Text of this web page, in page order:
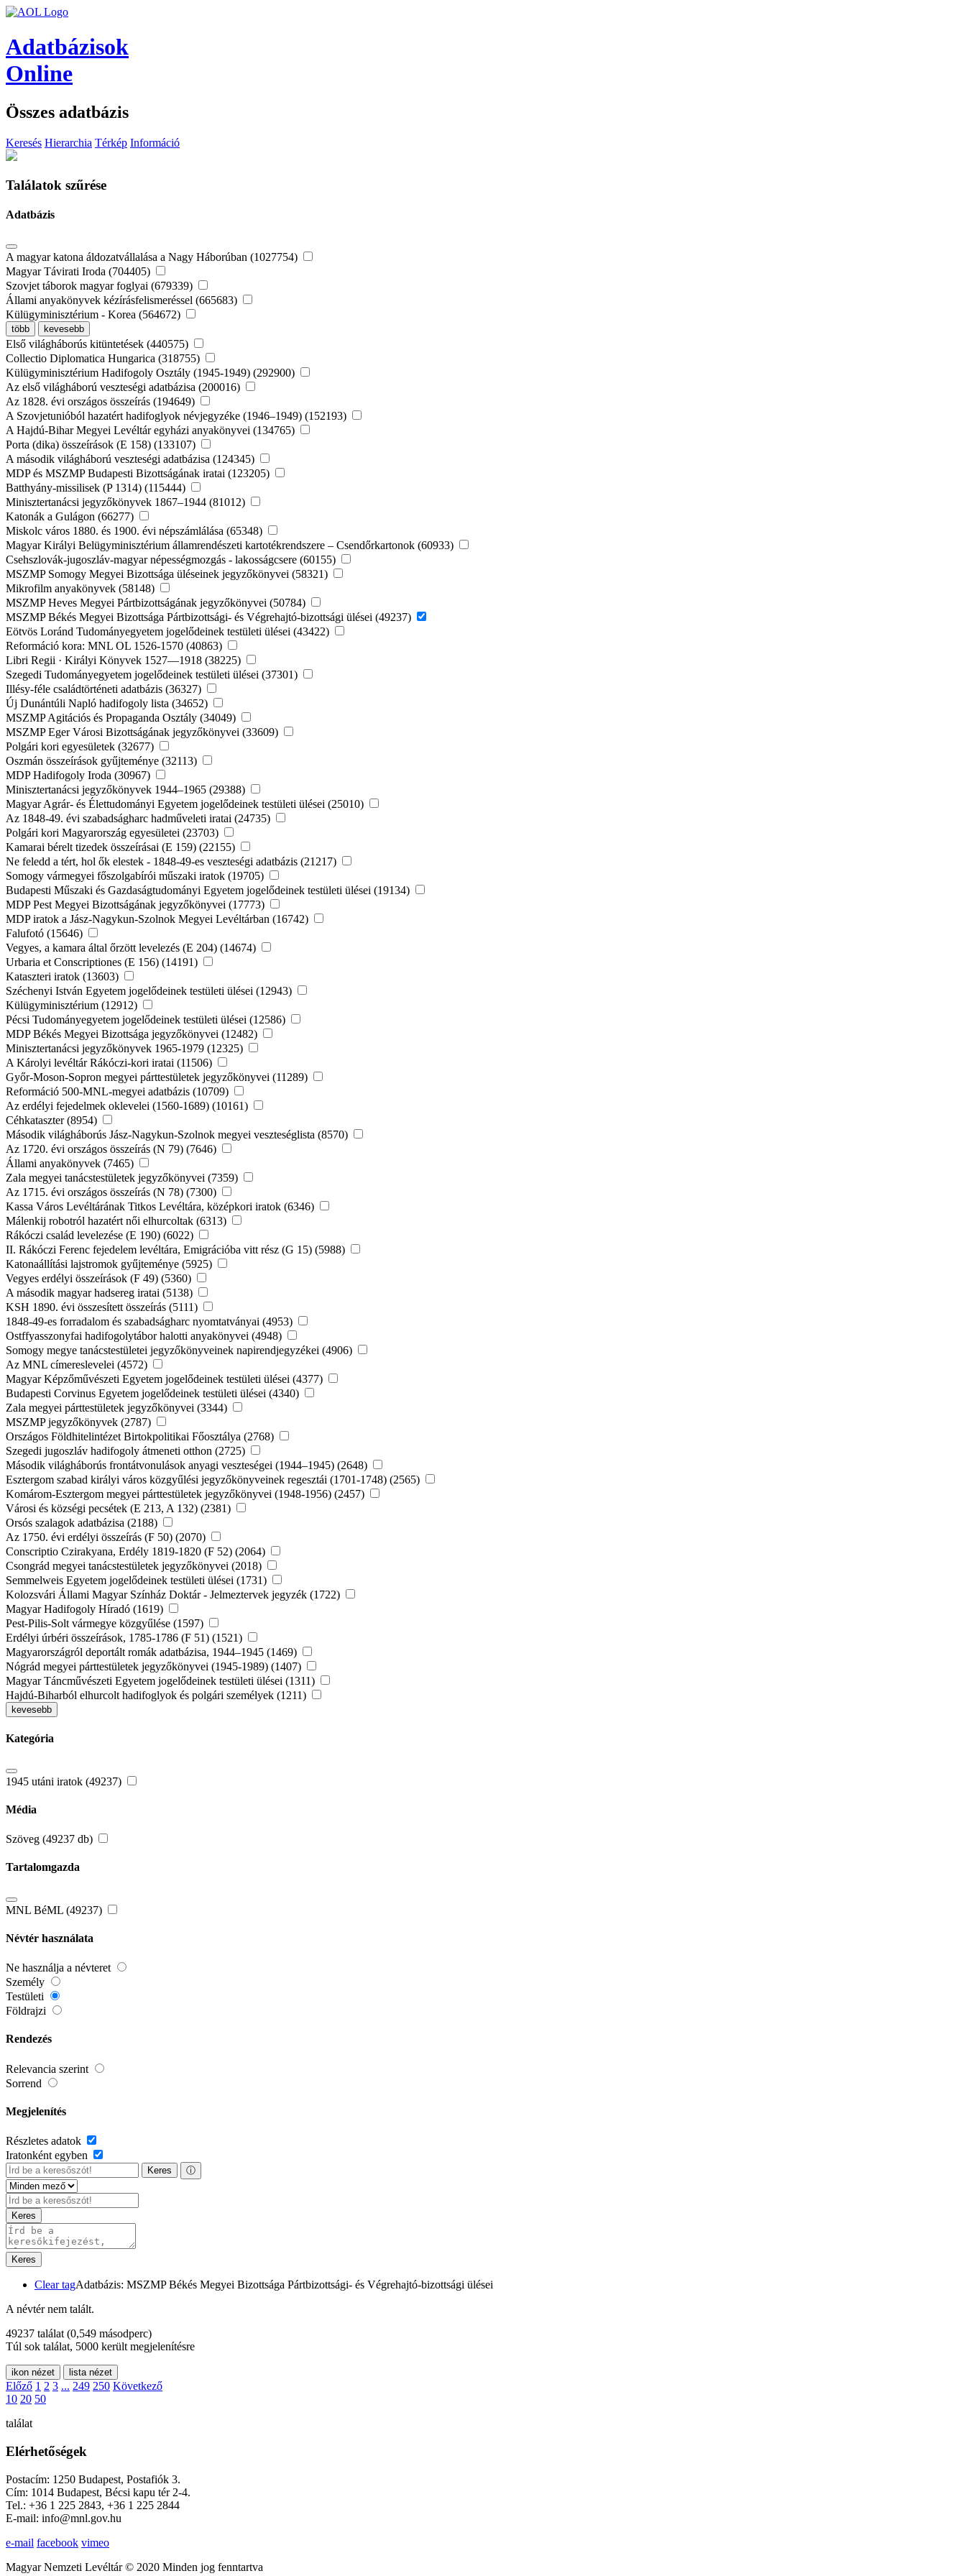
Adatbázisok
Online
Összes adatbázis
Keresés Hierarchia Térkép Információ
Találatok szűrése
Adatbázis
A magyar katona áldozatvállalása a Nagy Háborúban (1027754)
Magyar Távirati Iroda (704405)
Szovjet táborok magyar foglyai (679339)
Állami anyakönyvek kézírásfelismeréssel (665683)
Külügyminisztérium - Korea (564672)
több kevesebb
Első világháborús kitüntetések (440575)
Collectio Diplomatica Hungarica (318755)
Külügyminisztérium Hadifogoly Osztály (1945-1949) (292900)
Az első világháború veszteségi adatbázisa (200016)
Az 1828. évi országos összeírás (194649)
A Szovjetunióból hazatért hadifoglyok névjegyzéke (1946–1949) (152193)
A Hajdú-Bihar Megyei Levéltár egyházi anyakönyvei (134765)
Porta (dika) összeírások (E 158) (133107)
A második világháború veszteségi adatbázisa (124345)
MDP és MSZMP Budapesti Bizottságának iratai (123205)
Batthyány-missilisek (P 1314) (115444)
Minisztertanácsi jegyzőkönyvek 1867–1944 (81012)
Katonák a Gulágon (66277)
Miskolc város 1880. és 1900. évi népszámlálása (65348)
Magyar Királyi Belügyminisztérium államrendészeti kartotékrendszere – Csendőrkartonok (60933)
Csehszlovák-jugoszláv-magyar népességmozgás - lakosságcsere (60155)
MSZMP Somogy Megyei Bizottsága üléseinek jegyzőkönyvei (58321)
Mikrofilm anyakönyvek (58148)
MSZMP Heves Megyei Pártbizottságának jegyzőkönyvei (50784)
MSZMP Békés Megyei Bizottsága Pártbizottsági- és Végrehajtó-bizottsági ülései (49237)
Eötvös Loránd Tudományegyetem jogelődeinek testületi ülései (43422)
Reformáció kora: MNL OL 1526-1570 (40863)
Libri Regii · Királyi Könyvek 1527—1918 (38225)
Szegedi Tudományegyetem jogelődeinek testületi ülései (37301)
Illésy-féle családtörténeti adatbázis (36327)
Új Dunántúli Napló hadifogoly lista (34652)
MSZMP Agitációs és Propaganda Osztály (34049)
MSZMP Eger Városi Bizottságának jegyzőkönyvei (33609)
Polgári kori egyesületek (32677)
Oszmán összeírások gyűjteménye (32113)
MDP Hadifogoly Iroda (30967)
Minisztertanácsi jegyzőkönyvek 1944–1965 (29388)
Magyar Agrár- és Élettudományi Egyetem jogelődeinek testületi ülései (25010)
Az 1848-49. évi szabadságharc hadműveleti iratai (24735)
Polgári kori Magyarország egyesületei (23703)
Kamarai bérelt tizedek összeírásai (E 159) (22155)
Ne feledd a tért, hol ők elestek - 1848-49-es veszteségi adatbázis (21217)
Somogy vármegyei főszolgabírói műszaki iratok (19705)
Budapesti Műszaki és Gazdaságtudományi Egyetem jogelődeinek testületi ülései (19134)
MDP Pest Megyei Bizottságának jegyzőkönyvei (17773)
MDP iratok a Jász-Nagykun-Szolnok Megyei Levéltárban (16742)
Falufotó (15646)
Vegyes, a kamara által őrzött levelezés (E 204) (14674)
Urbaria et Conscriptiones (E 156) (14191)
Kataszteri iratok (13603)
Széchenyi István Egyetem jogelődeinek testületi ülései (12943)
Külügyminisztérium (12912)
Pécsi Tudományegyetem jogelődeinek testületi ülései (12586)
MDP Békés Megyei Bizottsága jegyzőkönyvei (12482)
Minisztertanácsi jegyzőkönyvek 1965-1979 (12325)
A Károlyi levéltár Rákóczi-kori iratai (11506)
Győr-Moson-Sopron megyei párttestületek jegyzőkönyvei (11289)
Reformáció 500-MNL-megyei adatbázis (10709)
Az erdélyi fejedelmek oklevelei (1560-1689) (10161)
Céhkataszter (8954)
Második világháborús Jász-Nagykun-Szolnok megyei veszteséglista (8570)
Az 1720. évi országos összeírás (N 79) (7646)
Állami anyakönyvek (7465)
Zala megyei tanácstestületek jegyzőkönyvei (7359)
Az 1715. évi országos összeírás (N 78) (7300)
Kassa Város Levéltárának Titkos Levéltára, középkori iratok (6346)
Málenkij robotról hazatért női elhurcoltak (6313)
Rákóczi család levelezése (E 190) (6022)
II. Rákóczi Ferenc fejedelem levéltára, Emigrációba vitt rész (G 15) (5988)
Katonaállítási lajstromok gyűjteménye (5925)
Vegyes erdélyi összeírások (F 49) (5360)
A második magyar hadsereg iratai (5138)
KSH 1890. évi összesített összeírás (5111)
1848-49-es forradalom és szabadságharc nyomtatványai (4953)
Ostffyasszonyfai hadifogolytábor halotti anyakönyvei (4948)
Somogy megye tanácstestületei jegyzőkönyveinek napirendjegyzékei (4906)
Az MNL címereslevelei (4572)
Magyar Képzőművészeti Egyetem jogelődeinek testületi ülései (4377)
Budapesti Corvinus Egyetem jogelődeinek testületi ülései (4340)
Zala megyei párttestületek jegyzőkönyvei (3344)
MSZMP jegyzőkönyvek (2787)
Országos Földhitelintézet Birtokpolitikai Főosztálya (2768)
Szegedi jugoszláv hadifogoly átmeneti otthon (2725)
Második világháborús frontátvonulások anyagi veszteségei (1944–1945) (2648)
Esztergom szabad királyi város közgyűlési jegyzőkönyveinek regesztái (1701-1748) (2565)
Komárom-Esztergom megyei párttestületek jegyzőkönyvei (1948-1956) (2457)
Városi és községi pecsétek (E 213, A 132) (2381)
Orsós szalagok adatbázisa (2188)
Az 1750. évi erdélyi összeírás (F 50) (2070)
Conscriptio Czirakyana, Erdély 1819-1820 (F 52) (2064)
Csongrád megyei tanácstestületek jegyzőkönyvei (2018)
Semmelweis Egyetem jogelődeinek testületi ülései (1731)
Kolozsvári Állami Magyar Színház Doktár - Jelmeztervek jegyzék (1722)
Magyar Hadifogoly Híradó (1619)
Pest-Pilis-Solt vármegye közgyűlése (1597)
Erdélyi úrbéri összeírások, 1785-1786 (F 51) (1521)
Magyarországról deportált romák adatbázisa, 1944–1945 (1469)
Nógrád megyei párttestületek jegyzőkönyvei (1945-1989) (1407)
Magyar Táncművészeti Egyetem jogelődeinek testületi ülései (1311)
Hajdú-Biharból elhurcolt hadifoglyok és polgári személyek (1211)
kevesebb
Kategória
1945 utáni iratok (49237)
Média
Szöveg (49237 db)
Tartalomgazda
MNL BéML (49237)
Névtér használata
Ne használja a névteret
Személy
Testületi
Földrajzi
Rendezés
Relevancia szerint
Sorrend
Megjelenítés
Részletes adatok
Iratonként egyben
Keres ⓘ
Keres
Keres
Clear tagAdatbázis: MSZMP Békés Megyei Bizottsága Pártbizottsági- és Végrehajtó-bizottsági ülései
A névtér nem talált.
49237 találat (0,549 másodperc)
Túl sok találat, 5000 került megjelenítésre
ikon nézet lista nézet
Előző 1 2 3 ... 249 250 Következő
10 20 50
találat
Elérhetőségek
Postacím: 1250 Budapest, Postafiók 3.
Cím: 1014 Budapest, Bécsi kapu tér 2-4.
Tel.: +36 1 225 2843, +36 1 225 2844
E-mail: info@mnl.gov.hu
e-mail facebook vimeo
Magyar Nemzeti Levéltár © 2020 Minden jog fenntartva